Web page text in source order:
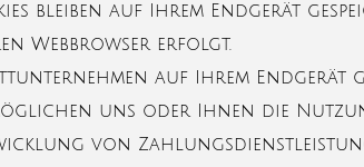
bleiben auf Ihrem Endgerät
Webbrowser erfolgt.
auf Ihrem Endgerät
uns oder Ihnen die
von